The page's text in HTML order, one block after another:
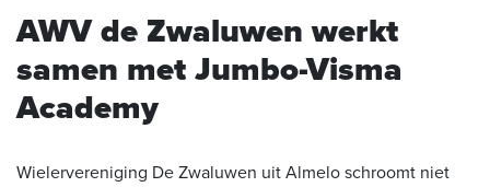
AWV de Zwaluwen werkt
samen met Jumbo-Visma
Academy
Wielervereniging De Zwaluwen uit Almelo schroomt niet